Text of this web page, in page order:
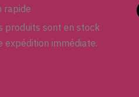
rapide
produits sont en stock
expédition immédiate.